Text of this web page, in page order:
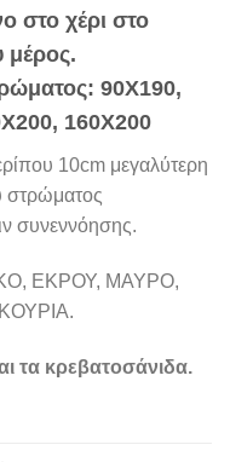
στο χέρι στο
μέρος.
90Χ190,
160Χ200
10cm μεγαλύτερη
στρώματος
συνεννόησης.
ΕΚΡΟΥ, ΜΑΥΡΟ,
τα κρεβατοσάνιδα.